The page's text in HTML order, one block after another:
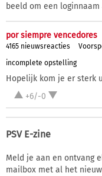
beeld om een
por siempre vencedores
4165 nieuwsreacties
incomplete opstelling
Hopelijk kom je er sterk
+6/-0
PSV E-zine
Meld je aan en ontvang
mailbox met al het